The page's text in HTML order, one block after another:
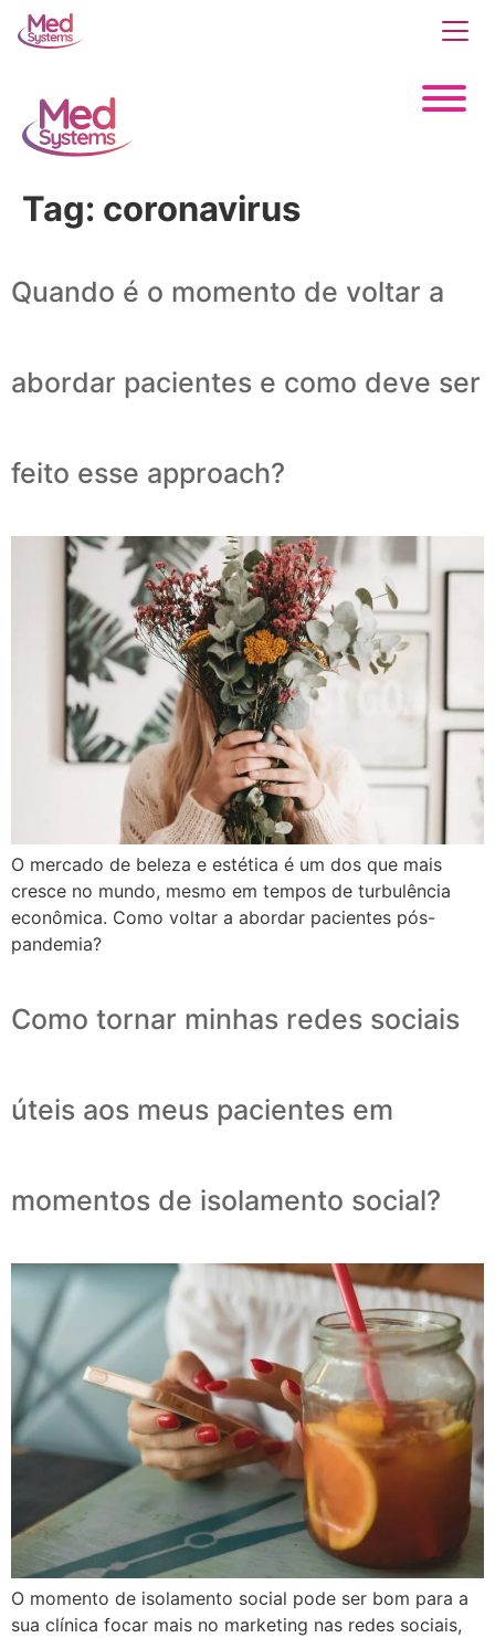
Tag: coronavirus
Quando é o momento de voltar a
abordar pacientes e como deve ser
feito esse approach?
O mercado de beleza e estética é um dos que mais
cresce no mundo, mesmo em tempos de turbulência
econômica. Como voltar a abordar pacientes pós-
pandemia?
Como tornar minhas redes sociais
úteis aos meus pacientes em
momentos de isolamento social?
O momento de isolamento social pode ser bom para a
sua clínica focar mais no marketing nas redes sociais,